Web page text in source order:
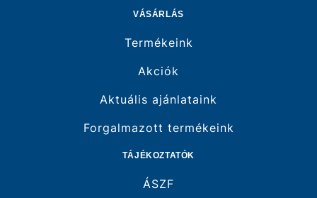
VÁSÁRLÁS
Termékeink
Akciók
Aktuális ajánlataink
Forgalmazott termékeink
TÁJÉKOZTATÓK
ÁSZF